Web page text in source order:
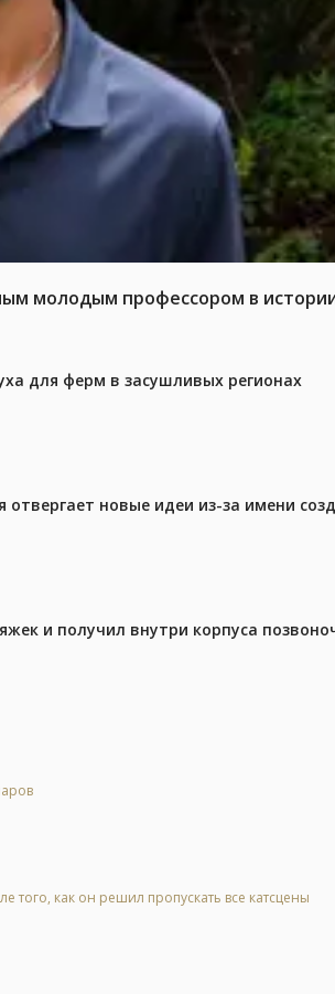
молодым профессором в
для ферм в засушливых регионах
новые идеи из-за имени
и получил внутри корпуса
того, как он решил пропускать все катсцены